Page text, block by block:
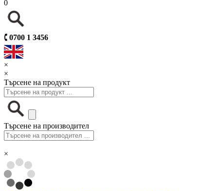
0
🕻 0700 1 3456
×
×
Търсене на продукт
Търсене на производител
×